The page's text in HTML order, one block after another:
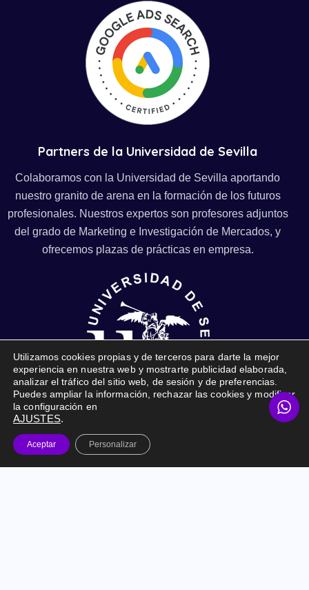
Partners de la Universidad de Sevilla
Colaboramos con la Universidad de Sevilla aportando
nuestro granito de arena en la formación de los futuros
profesionales. Nuestros expertos son profesores adjuntos
del grado de Marketing e Investigación de Mercados, y
ofrecemos plazas de prácticas en empresa.
Online Marketing Prime © 2026. Todos los derechos
reservados. |Marketing Digital para empresas
Utilizamos cookies propias y de terceros para darte la mejor
experiencia en nuestra web y mostrarte publicidad elaborada,
analizar el tráfico del sitio web, de sesión y de preferencias.
Puedes ampliar la información, rechazar las cookies y modificar
la configuración en
AJUSTES.
Aceptar Personalizar